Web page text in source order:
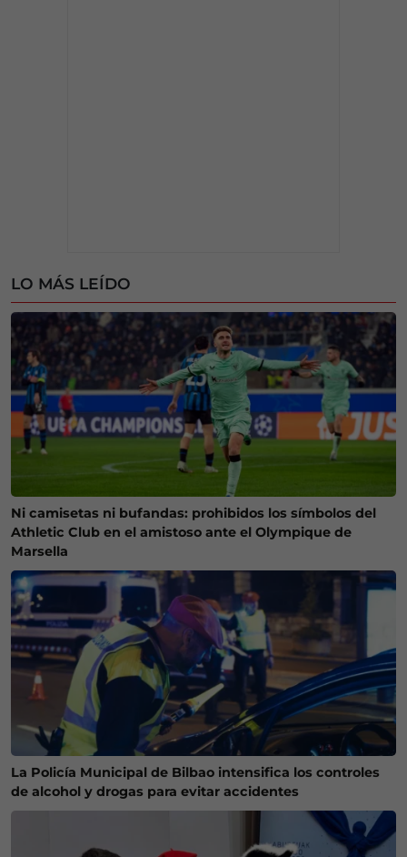
LO MÁS LEÍDO
Ni camisetas ni bufandas: prohibidos los símbolos del
Athletic Club en el amistoso ante el Olympique de
Marsella
La Policía Municipal de Bilbao intensifica los controles
de alcohol y drogas para evitar accidentes